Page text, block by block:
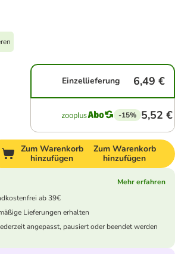
Einzellieferung 6,49 €
-15% 5,52 €
Zum Warenkorb
hinzufügen
Zum Warenkorb
hinzufügen
Mehr erfahren
ab 39€
Lieferungen erhalten
angepasst, pausiert oder beendet werden